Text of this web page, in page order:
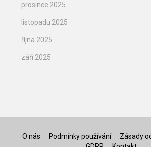
prosince 2025
listopadu 2025
října 2025
září 2025
O nás Podmínky používání
Zásady